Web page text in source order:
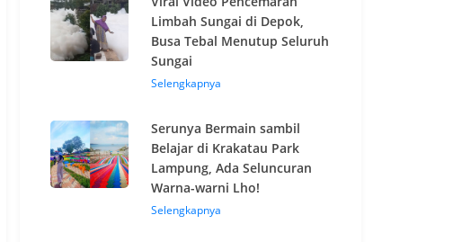
Limbah Sungai di Depok,
Busa Tebal Menutup Seluruh
Sungai
Selengkapnya
Serunya Bermain sambil
Belajar di Krakatau Park
Lampung, Ada Seluncuran
Warna-warni Lho!
Selengkapnya